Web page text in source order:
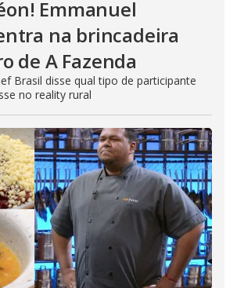
Emmanuel
na brincadeira
de A Fazenda
Brasil disse qual tipo de participante
no reality rural